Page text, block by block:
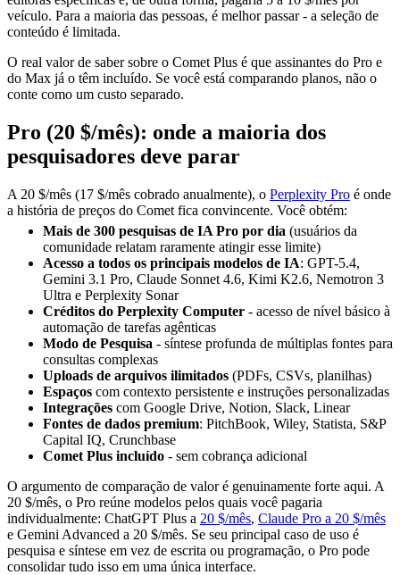
veículo. Para a maioria das pessoas, é melhor passar - a seleção de
conteúdo é limitada.
O real valor de saber sobre o Comet Plus é que assinantes do Pro e
do Max já o têm incluído. Se você está comparando planos, não o
conte como um custo separado.
Pro (20 $/mês): onde a maioria dos
pesquisadores deve parar
A 20 $/mês (17 $/mês cobrado anualmente), o Perplexity Pro é onde
a história de preços do Comet fica convincente. Você obtém:
Mais de 300 pesquisas de IA Pro por dia (usuários da
comunidade relatam raramente atingir esse limite)
Acesso a todos os principais modelos de IA: GPT-5.4,
Gemini 3.1 Pro, Claude Sonnet 4.6, Kimi K2.6, Nemotron 3
Ultra e Perplexity Sonar
Créditos do Perplexity Computer - acesso de nível básico à
automação de tarefas agênticas
Modo de Pesquisa - síntese profunda de múltiplas fontes para
consultas complexas
Uploads de arquivos ilimitados (PDFs, CSVs, planilhas)
Espaços com contexto persistente e instruções personalizadas
Integrações com Google Drive, Notion, Slack, Linear
Fontes de dados premium: PitchBook, Wiley, Statista, S&P
Capital IQ, Crunchbase
Comet Plus incluído - sem cobrança adicional
O argumento de comparação de valor é genuinamente forte aqui. A
20 $/mês, o Pro reúne modelos pelos quais você pagaria
individualmente: ChatGPT Plus a 20 $/mês, Claude Pro a 20 $/mês
e Gemini Advanced a 20 $/mês. Se seu principal caso de uso é
pesquisa e síntese em vez de escrita ou programação, o Pro pode
consolidar tudo isso em uma única interface.